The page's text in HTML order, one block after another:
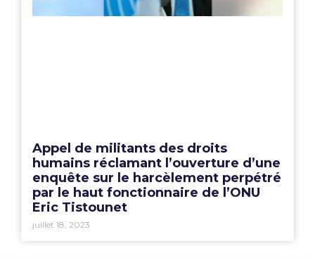
Appel de militants des droits
humains réclamant l’ouverture d’une
enquête sur le harcèlement perpétré
par le haut fonctionnaire de l’ONU
Eric Tistounet
juillet 18, 2023